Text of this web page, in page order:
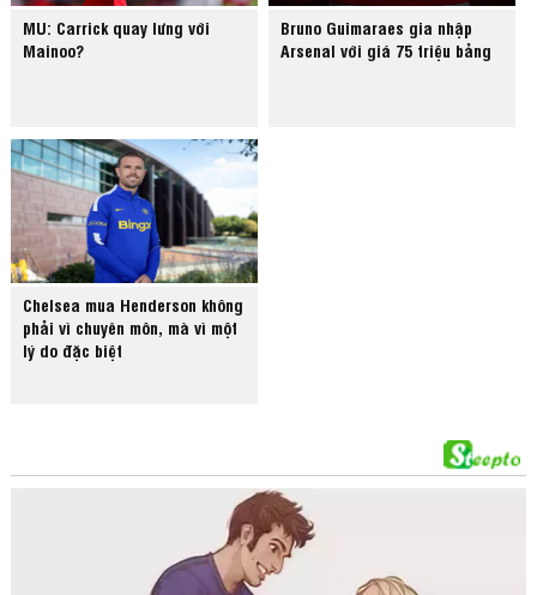
MU: Carrick quay lưng với
Mainoo?
Bruno Guimaraes gia nhập
Arsenal với giá 75 triệu bảng
Chelsea mua Henderson không
phải vì chuyên môn, mà vì một
lý do đặc biệt